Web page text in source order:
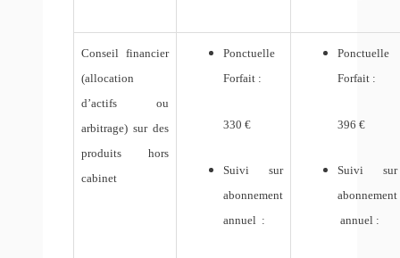
Conseil financier
(allocation
d’actifs ou
arbitrage) sur des
produits hors
cabinet
Ponctuelle
Forfait :
330 €
Suivi sur
abonnement
annuel :
Ponctuelle
Forfait :
396 €
Suivi sur
abonnement
annuel :